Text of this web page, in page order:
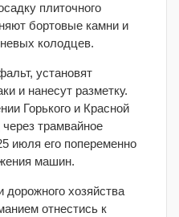
плиточного
бортовые камни и
колодцев.
установят
и нанесут разметку.
Горького и Красной
трамвайное
июля его попеременно
машин.
дорожного хозяйства
отнестись к